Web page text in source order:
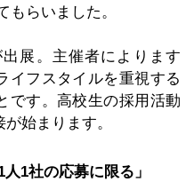
もらいました。
展。主催者によります
イフスタイルを重視する
です。高校生の採用活動
始まります。
1社の応募に限る」